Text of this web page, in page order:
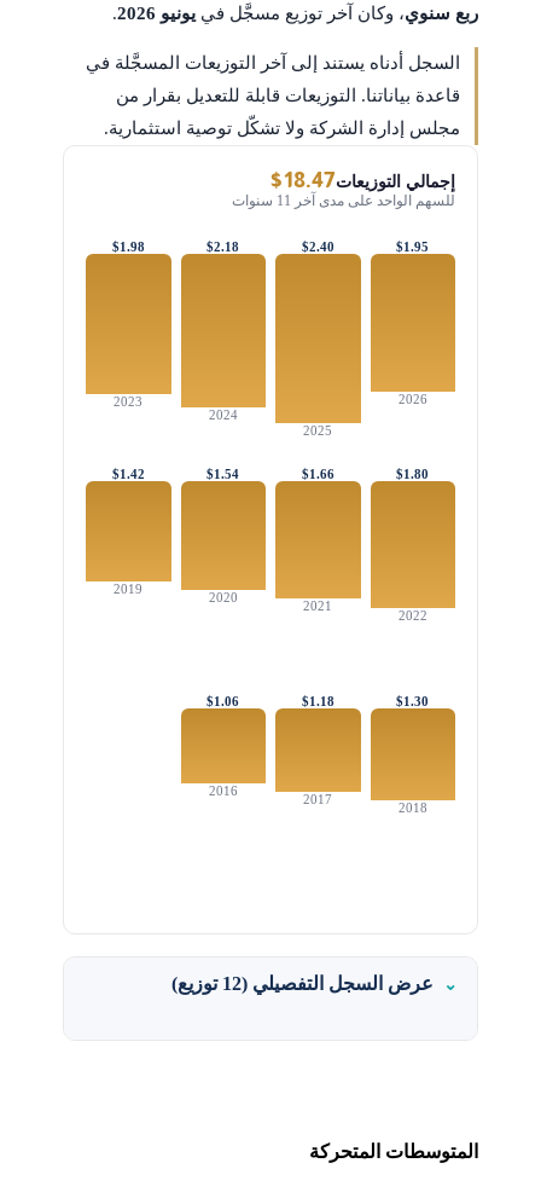
ربع سنوي، وكان آخر توزيع مسجَّل في يونيو 2026 .
السجل أدناه يستند إلى آخر التوزيعات المسجَّلة في
قاعدة بياناتنا. التوزيعات قابلة للتعديل بقرار من
مجلس إدارة الشركة ولا تشكّل توصية استثمارية.
إجمالي التوزيعات$18.47
للسهم الواحد على مدى آخر 11 سنوات
$1.95
2026
$2.40
2025
$2.18
2024
$1.98
2023
$1.80
2022
$1.66
2021
$1.54
2020
$1.42
2019
$1.30
2018
$1.18
2017
$1.06
2016
عرض السجل التفصيلي (12 توزيع)
المتوسطات المتحركة